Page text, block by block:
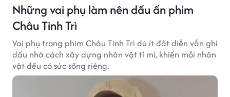
Những vai phụ làm nên dấu ấn phim
Châu Tinh Trì
Vai phụ trong phim Châu Tinh Trì dù ít đất diễn vẫn ghi
dấu nhờ cách xây dựng nhân vật tỉ mỉ, khiến mỗi nhân
vật đều có sức sống riêng.